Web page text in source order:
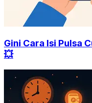
Gini Cara Isi Pulsa
💥